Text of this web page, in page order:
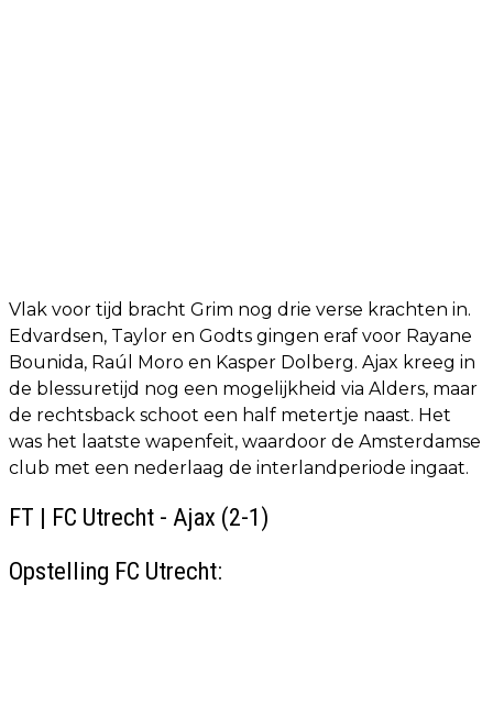
Vlak voor tijd bracht Grim nog drie verse krachten in.
Edvardsen, Taylor en Godts gingen eraf voor Rayane
Bounida, Raúl Moro en Kasper Dolberg. Ajax kreeg in
de blessuretijd nog een mogelijkheid via Alders, maar
de rechtsback schoot een half metertje naast. Het
was het laatste wapenfeit, waardoor de Amsterdamse
club met een nederlaag de interlandperiode ingaat.
FT | FC Utrecht - Ajax (2-1)
Opstelling FC Utrecht: